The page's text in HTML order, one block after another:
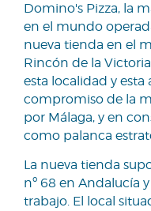
Domino's Pizza, la
en el mundo
nueva tienda en el
Rincón de la
esta localidad y esta
compromiso de la
por Málaga, y en
como palanca
La nueva tienda
nº 68 en Andalucía
trabajo. El local